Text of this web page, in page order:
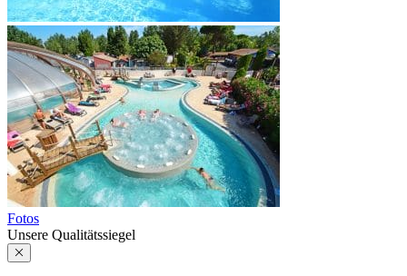
Fotos
Unsere Qualitätssiegel